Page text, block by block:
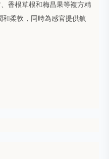
香根草根和梅昌果等複方精
柔軟，同時為感官提供鎮